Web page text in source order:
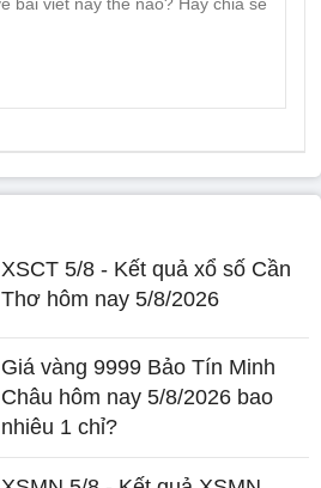
XSCT 5/8 - Kết quả xổ số Cần
Thơ hôm nay 5/8/2026
Giá vàng 9999 Bảo Tín Minh
Châu hôm nay 5/8/2026 bao
nhiêu 1 chỉ?